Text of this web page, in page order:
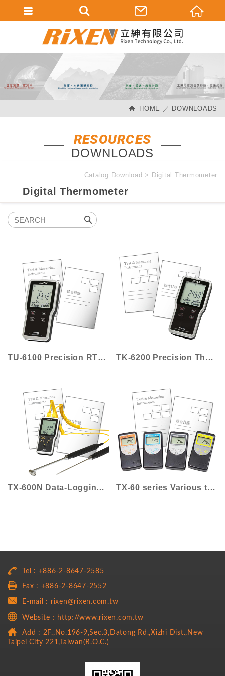
HOME DOWNLOADS
RESOURCES
DOWNLOADS
Catalog Download Digital Thermometer
Digital Thermometer
TU-6100 Precision RTD Thermometer TK-6200 Precision Thermometer
TX-600N Data-Logging Thermometer TX-60 series Various types of thermocoup...
Tel : +886-2-8647-2585
Fax : +886-2-8647-2552
E-mail : rixen@rixen.com.tw
Website：http://www.rixen.com.tw
Add : 2F.,No.196-9,Sec.3,Datong Rd.,Xizhi Dist.,New
Taipei City 221,Taiwan(R.O.C.)
會員登入
加入會員
忘記密碼
訂單查詢
個人資料修改
會員登出
填寫匯款通知